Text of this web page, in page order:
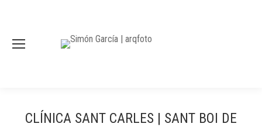
CLÍNICA SANT CARLES | SANT BOI DE